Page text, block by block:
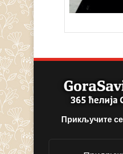
Прикључите се